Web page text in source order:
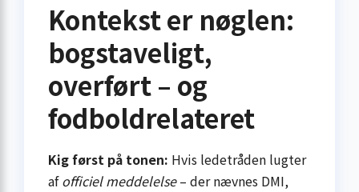
Kontekst er nøglen:
bogstaveligt,
overført – og
fodboldrelateret
Kig først på tonen: Hvis ledetråden lugter
afofficiel meddelelse– der nævnes DMI,